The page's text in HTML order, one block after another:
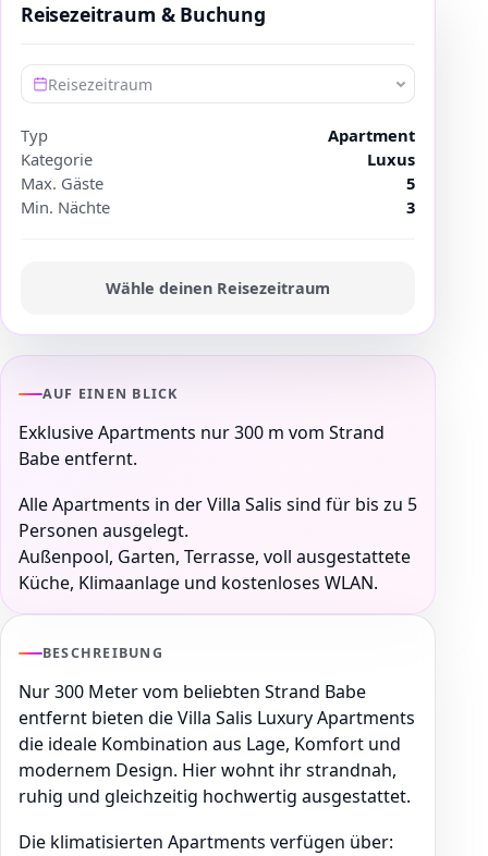
AUF EINEN BLICK
Exklusive Apartments nur 300 m vom Strand
Babe entfernt.
Alle Apartments in der Villa Salis sind für bis zu 5
Personen ausgelegt.
Außenpool, Garten, Terrasse, voll ausgestattete
Küche, Klimaanlage und kostenloses WLAN.
BESCHREIBUNG
Nur 300 Meter vom beliebten Strand Babe
entfernt bieten die Villa Salis Luxury Apartments
die ideale Kombination aus Lage, Komfort und
modernem Design. Hier wohnt ihr strandnah,
ruhig und gleichzeitig hochwertig ausgestattet.
Die klimatisierten Apartments verfügen über:
Reisezeitraum & Buchung
Reisezeitraum
Typ
Apartment
Kategorie
Luxus
Max. Gäste
5
Min. Nächte
3
Wähle deinen Reisezeitraum